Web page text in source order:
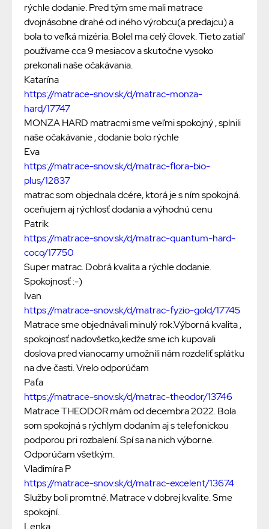
rýchle dodanie. Pred tým sme mali matrace
dvojnásobne drahé od iného výrobcu(a predajcu) a
bola to veľká mizéria. Bolel ma celý človek. Tieto zatiaľ
používame cca 9 mesiacov a skutočne vysoko
prekonali naše očakávania.
Katarína
https://matrace-snov.sk/d/matrac-monza-
hard/17747
MONZA HARD matracmi sme veľmi spokojný , splnili
naše očakávanie , dodanie bolo rýchle
Eva
https://matrace-snov.sk/d/matrac-flora-bio-
plus/12837
matrac som objednala dcére, ktorá je s ním spokojná.
oceňujem aj rýchlosť dodania a výhodnú cenu
Patrik
https://matrace-snov.sk/d/matrac-quantum-hard-
coco/17750
Super matrac. Dobrá kvalita a rýchle dodanie.
Spokojnosť :-)
Ivan
https://matrace-snov.sk/d/matrac-fyzio-gold/17745
Matrace sme objednávali minulý rok.Výborná kvalita ,
spokojnosť nadovšetko,kedže sme ich kupovali
doslova pred vianocamy umožnili nám rozdeliť splátku
na dve časti. Vrelo odporúčam
Paťa
https://matrace-snov.sk/d/matrac-theodor/13746
Matrace THEODOR mám od decembra 2022. Bola
som spokojná s rýchlym dodaním aj s telefonickou
podporou pri rozbalení. Spí sa na nich výborne.
Odporúčam všetkým.
Vladimíra P
https://matrace-snov.sk/d/matrac-excelent/13674
Služby boli promtné. Matrace v dobrej kvalite. Sme
spokojní.
Lenka